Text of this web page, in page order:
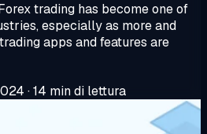
trading has become one of
especially as more and
apps and features are
·14 min di lettura